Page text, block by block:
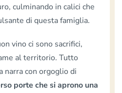
culminando in calici che
di questa famiglia.
vino ci sono sacrifici,
al territorio. Tutto
narra con orgoglio di
porte che si aprono una